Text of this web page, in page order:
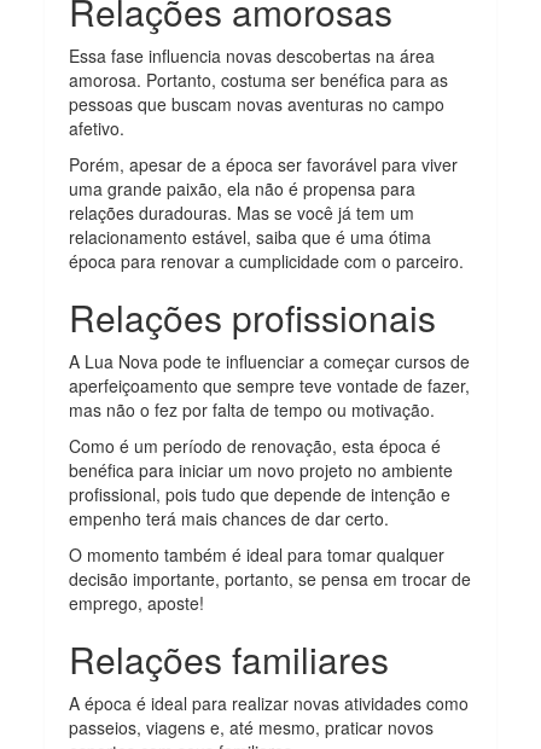
Relações amorosas
Essa fase influencia novas descobertas na área
amorosa. Portanto, costuma ser benéfica para as
pessoas que buscam novas aventuras no campo
afetivo.
Porém, apesar de a época ser favorável para viver
uma grande paixão, ela não é propensa para
relações duradouras. Mas se você já tem um
relacionamento estável, saiba que é uma ótima
época para renovar a cumplicidade com o parceiro.
Relações profissionais
A Lua Nova pode te influenciar a começar cursos de
aperfeiçoamento que sempre teve vontade de fazer,
mas não o fez por falta de tempo ou motivação.
Como é um período de renovação, esta época é
benéfica para iniciar um novo projeto no ambiente
profissional, pois tudo que depende de intenção e
empenho terá mais chances de dar certo.
O momento também é ideal para tomar qualquer
decisão importante, portanto, se pensa em trocar de
emprego, aposte!
Relações familiares
A época é ideal para realizar novas atividades como
passeios, viagens e, até mesmo, praticar novos